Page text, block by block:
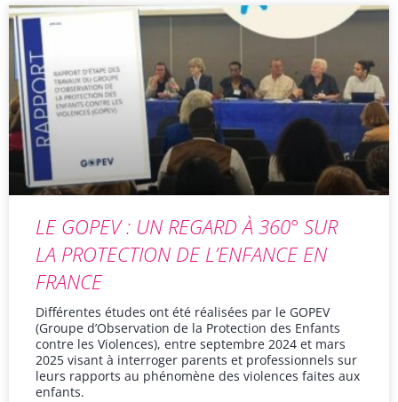
LE GOPEV : UN REGARD À 360° SUR
LA PROTECTION DE L’ENFANCE EN
FRANCE
Différentes études ont été réalisées par le GOPEV
(Groupe d’Observation de la Protection des Enfants
contre les Violences), entre septembre 2024 et mars
2025 visant à interroger parents et professionnels sur
leurs rapports au phénomène des violences faites aux
enfants.